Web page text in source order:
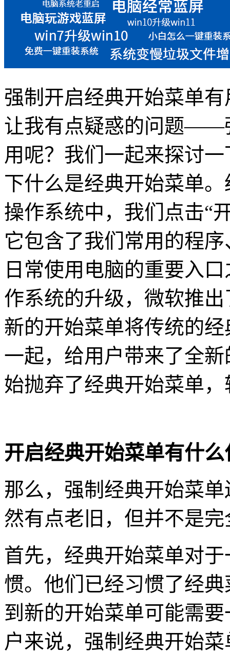
强制开启经典开始菜单
让我有点疑惑的问题——
用呢？我们一起来探讨
下什么是经典开始菜单
操作系统中，我们点击“
它包含了我们常用的程
日常使用电脑的重要入
作系统的升级，微软推
新的开始菜单将传统的
一起，给用户带来了全
始抛弃了经典开始菜单
开启经典开始菜单有什么
那么，强制经典开始菜
然有点老旧，但并不是
首先，经典开始菜单对
惯。他们已经习惯了经
到新的开始菜单可能需
户来说，强制经典开始